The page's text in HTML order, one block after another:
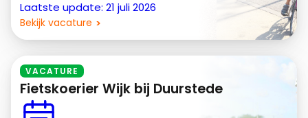
Laatste update: 21 juli 2026
Bekijk vacature
VACATURE
Fietskoerier Wijk bij Duurstede